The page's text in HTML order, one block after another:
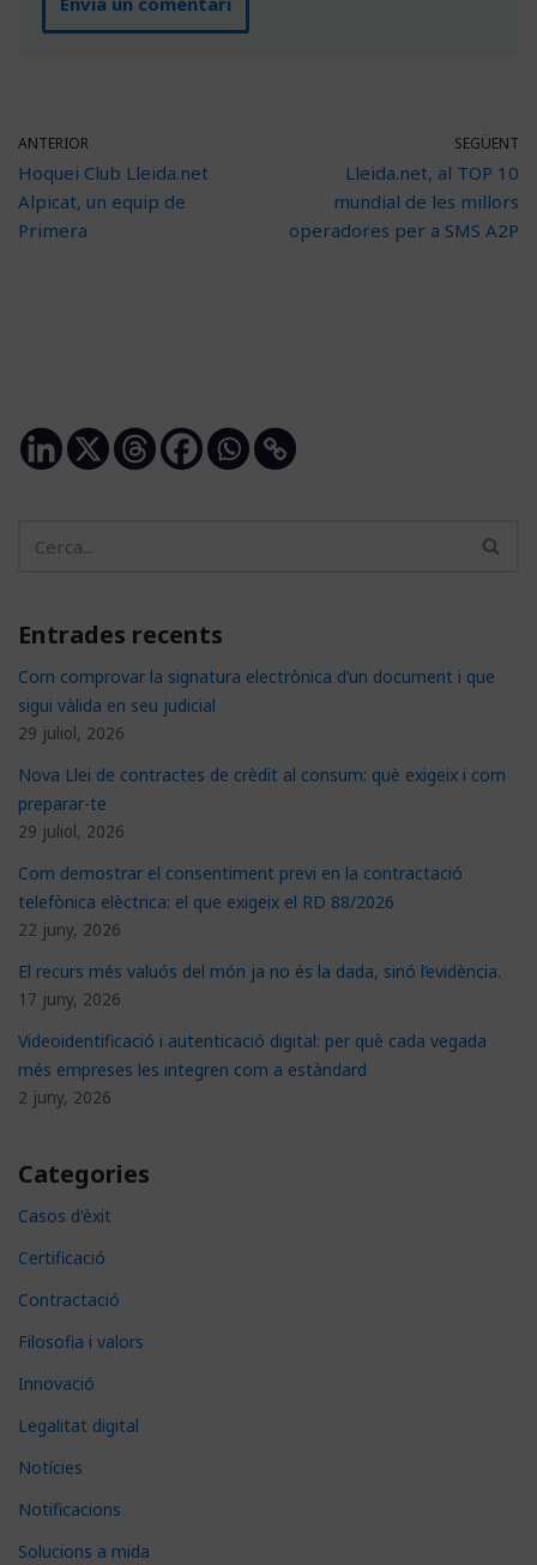
ANTERIOR
Hoquei Club Lleida.net
Alpicat, un equip de
Primera
SEGÜENT
Lleida.net, al TOP 10
mundial de les millors
operadores per a SMS A2P
Entrades recents
Com comprovar la signatura electrònica d’un document i que
sigui vàlida en seu judicial
29 juliol, 2026
Nova Llei de contractes de crèdit al consum: què exigeix i com
preparar-te
29 juliol, 2026
Com demostrar el consentiment previ en la contractació
telefònica elèctrica: el que exigeix el RD 88/2026
22 juny, 2026
El recurs més valuós del món ja no és la dada, sinó l’evidència.
17 juny, 2026
Videoidentificació i autenticació digital: per què cada vegada
més empreses les integren com a estàndard
2 juny, 2026
Categories
Casos d'èxit
Certificació
Contractació
Filosofia i valors
Innovació
Legalitat digital
Notícies
Notificacions
Solucions a mida